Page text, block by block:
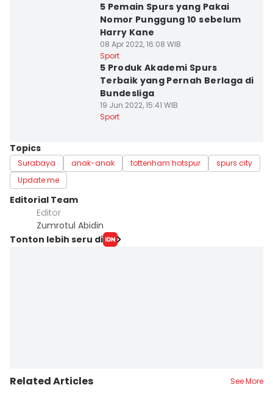
5 Pemain Spurs yang Pakai
Nomor Punggung 10 sebelum
Harry Kane
08 Apr 2022, 16:08 WIB
Sport
5 Produk Akademi Spurs
Terbaik yang Pernah Berlaga di
Bundesliga
19 Jun 2022, 15:41 WIB
Sport
Topics
Surabaya anak-anak tottenham hotspur
spurs city
Update me
Editorial Team
Editor
Zumrotul Abidin
Tonton lebih seru di
Related Articles See More